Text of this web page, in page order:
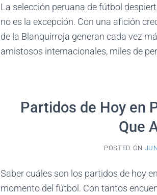
La selección peruana de fútbol
no es la excepción. Con una afición
de la Blanquirroja generan cada vez
amistosos internacionales, miles de
Partidos de Hoy en
Que
POSTED ON
Saber cuáles son los partidos de hoy
momento del fútbol. Con tantos